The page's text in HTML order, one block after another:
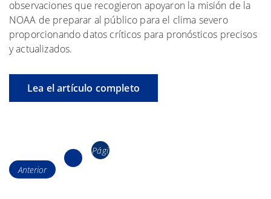
observaciones que recogieron apoyaron la misión de la
NOAA de preparar al público para el clima severo
proporcionando datos críticos para pronósticos precisos
y actualizados.
Lea el artículo completo
Navegación
de
losAnterior
Página
Pági